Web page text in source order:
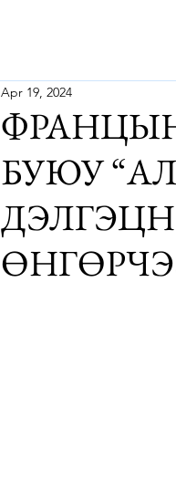
БУЮУ
Apr 19, 2024